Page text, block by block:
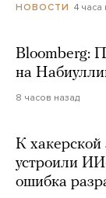
НОВОСТИ 4 часа
Bloomberg:
на
8 часов назад
К хакерской
устроили
ошибка